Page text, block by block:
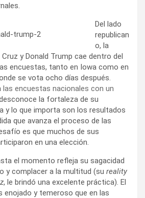
Del lado
republican
o, la
y Donald Trump cae dentro del
encuestas, tanto en Iowa como en
se vota ocho días después.
las encuestas nacionales con un
la fortaleza de su
y lo que importa son los resultados
que avanza el proceso de las
es que muchos de sus
en una elección.
el momento refleja su sagacidad
y complacer a la multitud (su reality
, le brindó una excelente práctica). El
enojado y temeroso que en las